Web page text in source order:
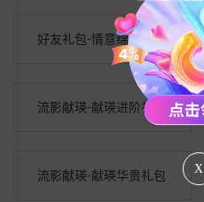
好友礼包-情意绵绵礼包
流影献瑛-献瑛进阶礼包
流影献瑛-献瑛华贵礼包 X